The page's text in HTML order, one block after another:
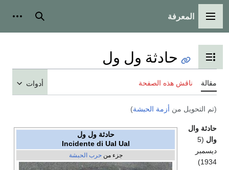
القائمة الرئيسية
المعرفة بحث
تبديل عرض جدول المحتويات
حادثة ول ول
مقالة ناقش هذه الصفحة أدوات
(تم التحويل من أزمة الحبشة)
حادثة ول ول
Incidente di Ual Ual
جزء منحرب الحبشة
حادثة وال
وال
(5
ديسمبر
1934)